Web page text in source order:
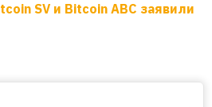
SV и Bitcoin ABC заявили